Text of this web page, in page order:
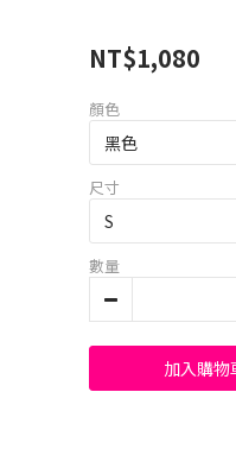
NT$1,080
顏色
尺寸
數量
加入購物